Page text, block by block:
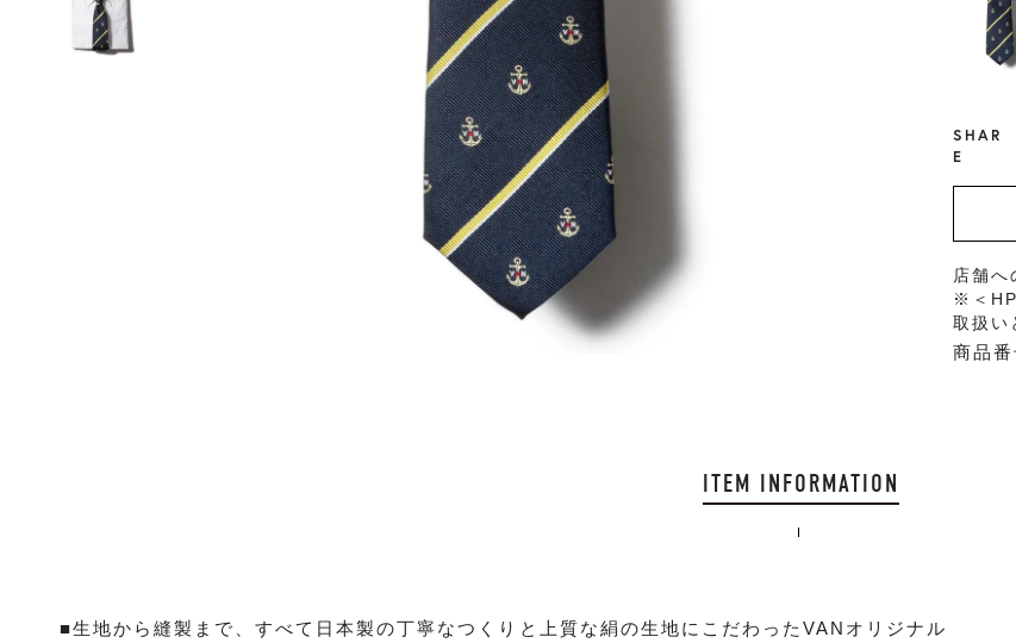
SHAR
E
店舗へ
※＜HP
取扱い
商品
ITEM INFORMATION
■生地から縫製まで、すべて日本製の丁寧なつくりと上質な絹の生地にこだわったVANオリジナル